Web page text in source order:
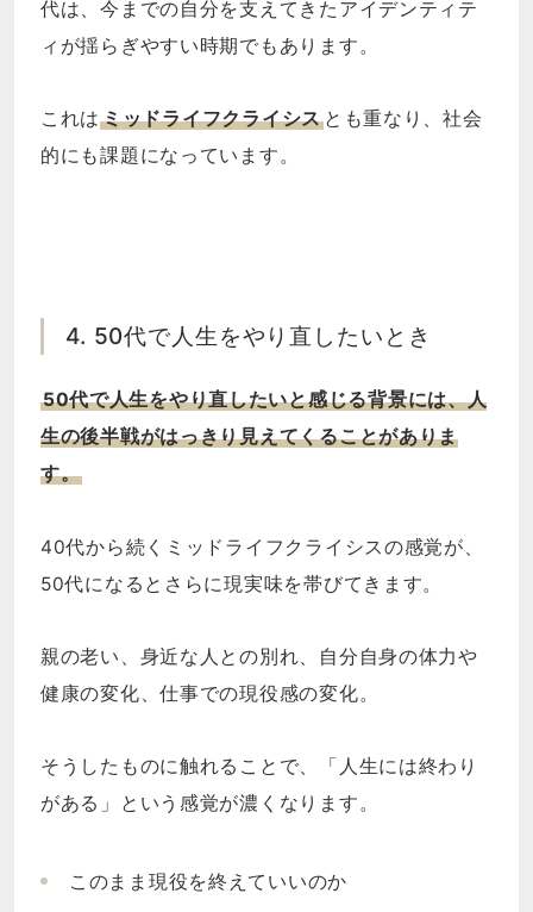
代は、今までの自分を支えてきたアイデンティテ
ィが揺らぎやすい時期でもあります。
これはミッドライフクライシスとも重なり、社会
的にも課題になっています。
4. 50代で人生をやり直したいとき
50代で人生をやり直したいと感じる背景には、人
生の後半戦がはっきり見えてくることがありま
す。
40代から続くミッドライフクライシスの感覚が、
50代になるとさらに現実味を帯びてきます。
親の老い、身近な人との別れ、自分自身の体力や
健康の変化、仕事での現役感の変化。
そうしたものに触れることで、「人生には終わり
がある」という感覚が濃くなります。
このまま現役を終えていいのか